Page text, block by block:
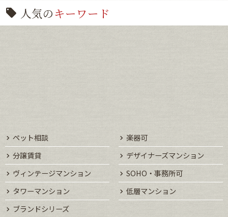
人気のキーワード
ペット相談
楽器可
分譲賃貸
デザイナーズマンション
ヴィンテージマンション
SOHO・事務所可
タワーマンション
低層マンション
ブランドシリーズ